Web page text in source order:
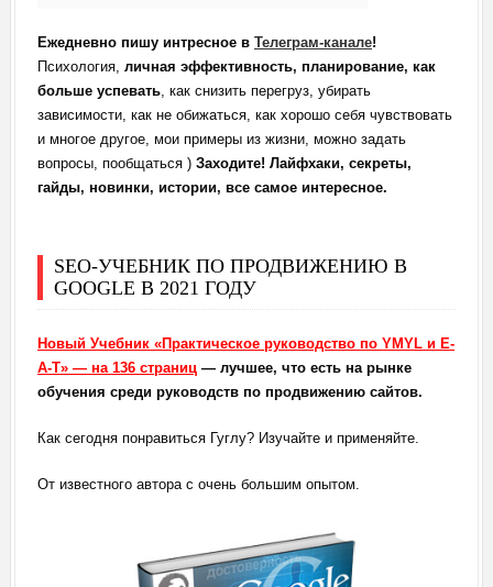
Ежедневно пишу интресное в Телеграм-канале!
Психология, личная эффективность, планирование, как
больше успевать, как снизить перегруз, убирать
зависимости, как не обижаться, как хорошо себя чувствовать
и многое другое, мои примеры из жизни, можно задать
вопросы, пообщаться ) Заходите! Лайфхаки, секреты,
гайды, новинки, истории, все самое интересное.
SEO-УЧЕБНИК ПО ПРОДВИЖЕНИЮ В
GOOGLE В 2021 ГОДУ
Новый Учебник «Практическое руководство по YMYL и E-
A-T» — на 136 страниц— лучшее, что есть на рынке
обучения среди руководств по продвижению сайтов.
Как сегодня понравиться Гуглу? Изучайте и применяйте.
От известного автора с очень большим опытом.